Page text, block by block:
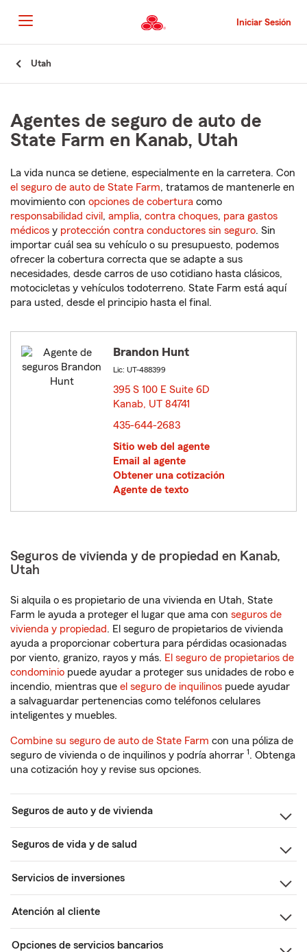
al
contenido
principal
Iniciar Sesión
Utah
Agentes de seguro de auto de
State Farm en Kanab, Utah
La vida nunca se detiene, especialmente en la carretera. Con
el seguro de auto de State Farm, tratamos de mantenerle en
movimiento con opciones de cobertura como
responsabilidad civil , amplia, contra choques, para gastos
médicos y protección contra conductores sin seguro. Sin
importar cuál sea su vehículo o su presupuesto, podemos
ofrecer la cobertura correcta que se adapte a sus
necesidades, desde carros de uso cotidiano hasta clásicos,
motocicletas y vehículos todoterreno. State Farm está aquí
para usted, desde el principio hasta el final.
Brandon Hunt
Lic: UT-488399
395 S 100 E Suite 6D
Kanab, UT 84741
435-644-2683
Sitio web del agente
Email al agente
Obtener una cotización
Agente de texto
Seguros de vivienda y de propiedad en Kanab,
Utah
Si alquila o es propietario de una vivienda en Utah, State
Farm le ayuda a proteger el lugar que ama con seguros de
vivienda y propiedad. El seguro de propietarios de vivienda
ayuda a proporcionar cobertura para pérdidas ocasionadas
por viento, granizo, rayos y más. El seguro de propietarios de
condominio puede ayudar a proteger sus unidades de robo e
incendio, mientras que el seguro de inquilinos puede ayudar
a salvaguardar pertenencias como teléfonos celulares
inteligentes y muebles.
Combine su seguro de auto de State Farm con una póliza de
seguro de vivienda o de inquilinos y podría ahorrar 1. Obtenga
una cotización hoy y revise sus opciones.
Seguros de auto y de vivienda
Seguros de vida y de salud
Servicios de inversiones
Atención al cliente
Opciones de servicios bancarios